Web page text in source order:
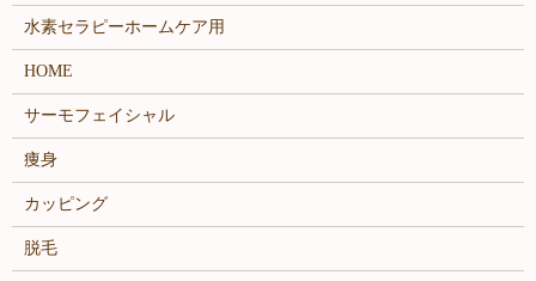
水素セラピーホームケア用
HOME
サーモフェイシャル
痩身
カッピング
脱毛